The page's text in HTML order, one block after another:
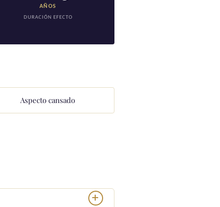
AÑOS
DURACIÓN EFECTO
Aspecto cansado